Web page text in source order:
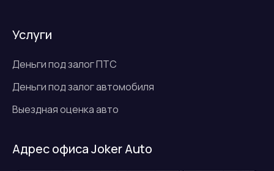
Услуги
Деньги под залог ПТС
Деньги под залог автомобиля
Выездная оценка авто
Адрес офиса Joker Auto